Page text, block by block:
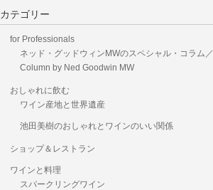
カテゴリー
for Professionals
ネッド・グッドウィンMWのスペシャル・コラム／
Column by Ned Goodwin MW
おしゃれに飲む
ワイン産地と世界遺産
池田美樹のおしゃれとワインのいい関係
ショップ＆レストラン
ワインと料理
スパークリングワイン